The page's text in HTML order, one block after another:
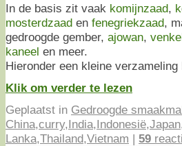
In de basis zit vaak komijnzaad,
mosterdzaad en fenegriekzaad,
gedroogde gember, ajowan,
kaneel en meer.
Hieronder een kleine
Klik om verder te lezen
Geplaatst in Gedroogde
China,curry,India,Indonesië,Japan
Lanka,Thailand,Vietnam | 59